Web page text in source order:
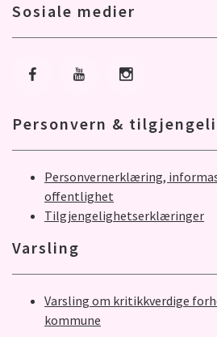
Sosiale medier
Gå til Facebook
Gå til Youtube
Gå til
Personvern &
Personvernerklæring,
offentlighet
Tilgjengelighetserklæringer
Varsling
Varsling om kritikkverdige
kommune